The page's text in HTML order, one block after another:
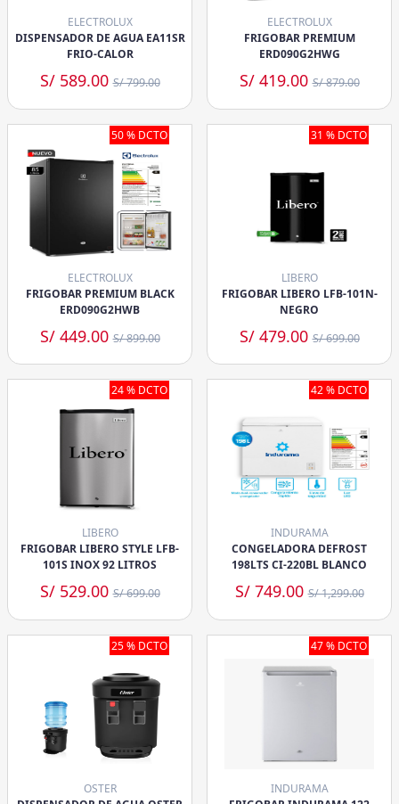
ELECTROLUX
DISPENSADOR DE AGUA EA11SR
FRIO-CALOR
S/ 589.00S/ 799.00
ELECTROLUX
FRIGOBAR PREMIUM
ERD090G2HWG
S/ 419.00S/ 879.00
50 % DCTO
ELECTROLUX
FRIGOBAR PREMIUM BLACK
ERD090G2HWB
S/ 449.00S/ 899.00
31 % DCTO
LIBERO
FRIGOBAR LIBERO LFB-101N-
NEGRO
S/ 479.00S/ 699.00
24 % DCTO
LIBERO
FRIGOBAR LIBERO STYLE LFB-
101S INOX 92 LITROS
S/ 529.00S/ 699.00
42 % DCTO
INDURAMA
CONGELADORA DEFROST
198LTS CI-220BL BLANCO
S/ 749.00S/ 1,299.00
25 % DCTO
OSTER
47 % DCTO
INDURAMA